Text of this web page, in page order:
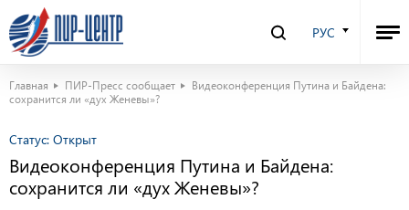
РУС
Главная ПИР-Пресс сообщает
Видеоконференция Путина и Байдена:
сохранится ли «дух Женевы»?
Статус: Открыт
Видеоконференция Путина и Байдена:
сохранится ли «дух Женевы»?